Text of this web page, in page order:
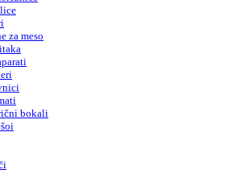
za meso
bokali